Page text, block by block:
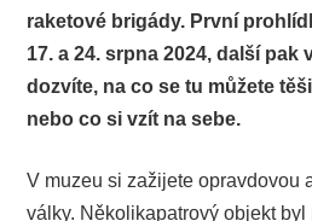
raketové brigády. První
17. a 24. srpna 2024, další pak
dozvíte, na co se tu můžete
nebo co si vzít na sebe.
V muzeu si zažijete opravdovou
války. Několikapatrový objekt